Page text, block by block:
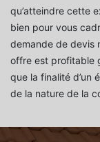
qu’atteindre cette
bien pour vous
demande de devis
offre est profitable
que la finalité d’un
de la nature de la